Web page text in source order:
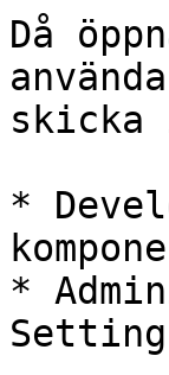
Då
skicka
*
*